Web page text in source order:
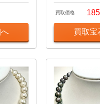
買取価格
買取宝